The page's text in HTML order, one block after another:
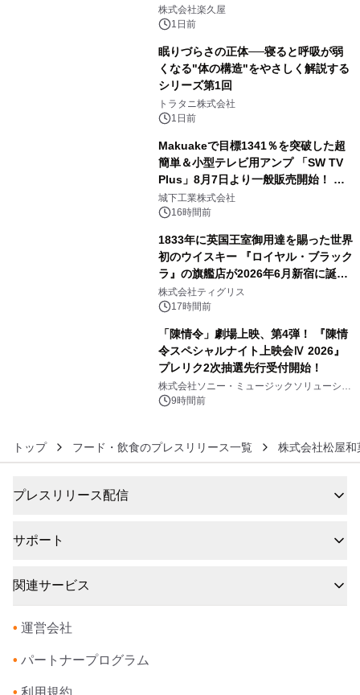
メニューを提供
株式会社楽久屋
1日前
眠りづらさの正体──寝ると呼吸が弱
くなる"体の構造"をやさしく解説する
シリーズ第1回
トラタニ株式会社
1日前
Makuakeで目標1341％を突破した超
簡単＆小型テレビ用アンプ 「SW TV
Plus」8月7日より一般販売開始！ ケ
ーブル1本つなぐだけ、テレビの音が
ぐっと豊かに
城下工業株式会社
16時間前
1833年に英国王室御用達を賜った世界
初のウイスキー 『ロイヤル・ブラック
ラ』の旗艦店が2026年6月新宿に誕
生 バカルディ ジャパンと連携した
没入型バー「BAR Arca」
株式会社ティグリス
17時間前
「陳情令」劇場上映、第4弾！ 『陳情
令スペシャルナイト上映会Ⅳ 2026』
プレリク2次抽選先行受付開始！
株式会社ソニー・ミュージックソリューショ
ンズ9時間前
トップ フード・飲食のプレスリリース一覧 株式会社松屋和
プレスリリース配信
サポート
関連サービス
• 運営会社
• パートナープログラム
• 利用規約